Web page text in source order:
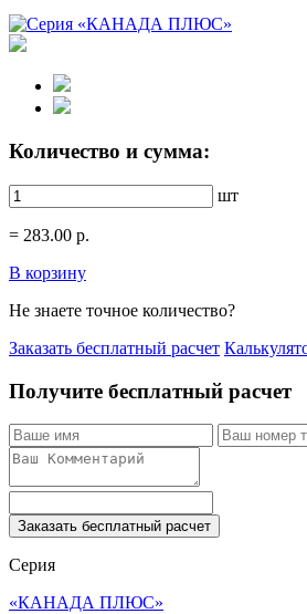
Количество и сумма:
шт
= 283.00 р.
В корзину
Не знаете точное количество?
Заказать бесплатный расчет
Получите бесплатный расчет
Заказать бесплатный расчет
Серия
«КАНАДА ПЛЮС»